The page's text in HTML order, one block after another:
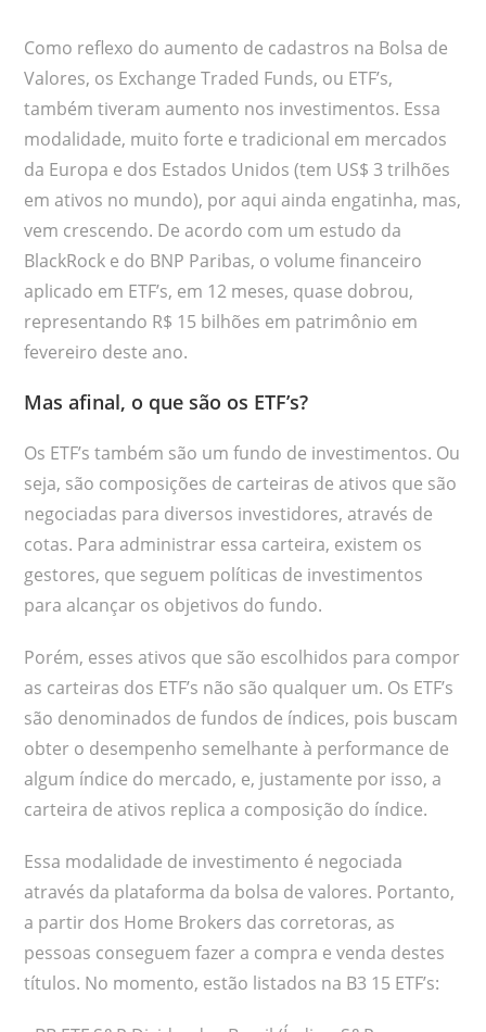
Como reflexo do aumento de cadastros na Bolsa de
Valores, os Exchange Traded Funds, ou ETF’s,
também tiveram aumento nos investimentos. Essa
modalidade, muito forte e tradicional em mercados
da Europa e dos Estados Unidos (tem US$ 3 trilhões
em ativos no mundo), por aqui ainda engatinha, mas,
vem crescendo. De acordo com um estudo da
BlackRock e do BNP Paribas, o volume financeiro
aplicado em ETF’s, em 12 meses, quase dobrou,
representando R$ 15 bilhões em patrimônio em
fevereiro deste ano.
Mas afinal, o que são os ETF’s?
Os ETF’s também são um fundo de investimentos. Ou
seja, são composições de carteiras de ativos que são
negociadas para diversos investidores, através de
cotas. Para administrar essa carteira, existem os
gestores, que seguem políticas de investimentos
para alcançar os objetivos do fundo.
Porém, esses ativos que são escolhidos para compor
as carteiras dos ETF’s não são qualquer um. Os ETF’s
são denominados de fundos de índices, pois buscam
obter o desempenho semelhante à performance de
algum índice do mercado, e, justamente por isso, a
carteira de ativos replica a composição do índice.
Essa modalidade de investimento é negociada
através da plataforma da bolsa de valores. Portanto,
a partir dos Home Brokers das corretoras, as
pessoas conseguem fazer a compra e venda destes
títulos. No momento, estão listados na B3 15 ETF’s: